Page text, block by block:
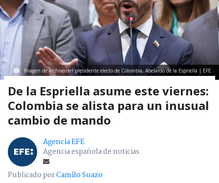
Imagen de archivo del presidente electo de Colombia, Abelardo de la Espriella | EFE
De la Espriella asume este viernes:
Colombia se alista para un inusual
cambio de mando
Agencia EFE
Agencia española de noticias
Publicado porCamilo Suazo